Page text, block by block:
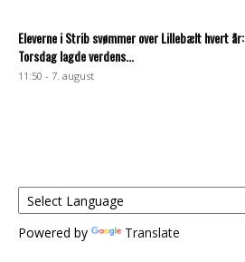
Eleverne i Strib svømmer over Lillebælt hvert år:
Torsdag lagde verdens...
11:50 - 7. august
Powered by Translate